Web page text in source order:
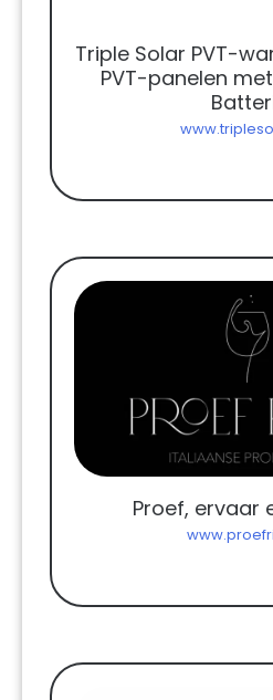
Triple Solar PVT-
PVT-panelen
Proef, ervaar